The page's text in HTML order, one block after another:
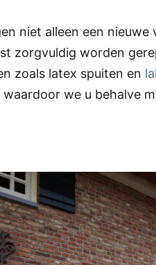
niet alleen een
zorgvuldig worden
zoals latex spuiten en
waardoor we u behalve